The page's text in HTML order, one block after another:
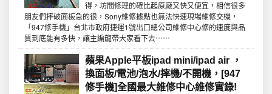
得，坊間修理的確比起原廠又快又便宜，相信很多
朋友們摔破面板急的很，Sony維修據點也無法快速現場維修交機，
「947修手機」台北市政府捷運1號出口總公司維修中心修的速度與品
質到底能有多快，讓主編龍帶大家看下去⋯⋯
蘋果Apple平板ipad mini/ipad air ，
換面板/電池/泡水/摔機/不開機，[947
修手機]全國最大維修中心維修實錄!